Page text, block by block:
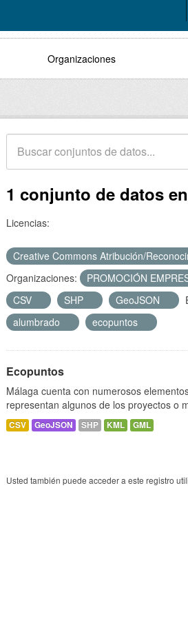
Organizaciones
1 conjunto de datos
Licencias:
Creative Commons Atribución/
Organizaciones:
PROMOCIÓN
CSV
SHP GeoJSON
alumbrado
ecopuntos
Ecopuntos
Málaga cuenta con numerosos
representan algunos de los proyectos o
CSV GeoJSON SHP KML GML
Usted también puede acceder a este registro